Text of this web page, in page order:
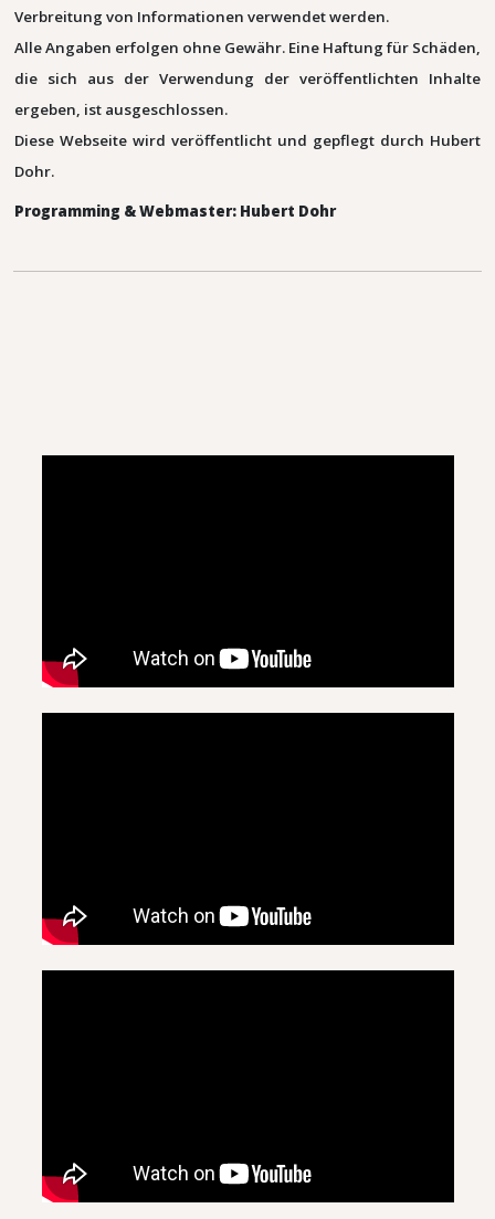
Verbreitung von Informationen verwendet werden.
Alle Angaben erfolgen ohne Gewähr. Eine Haftung für Schäden,
die sich aus der Verwendung der veröffentlichten Inhalte
ergeben, ist ausgeschlossen.
Diese Webseite wird veröffentlicht und gepflegt durch Hubert
Dohr.
Programming & Webmaster: Hubert Dohr